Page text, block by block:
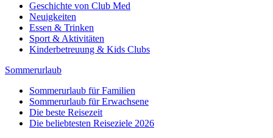
Geschichte von Club Med
Neuigkeiten
Essen & Trinken
Sport & Aktivitäten
Kinderbetreuung & Kids Clubs
Sommerurlaub
Sommerurlaub für Familien
Sommerurlaub für Erwachsene
Die beste Reisezeit
Die beliebtesten Reiseziele 2026